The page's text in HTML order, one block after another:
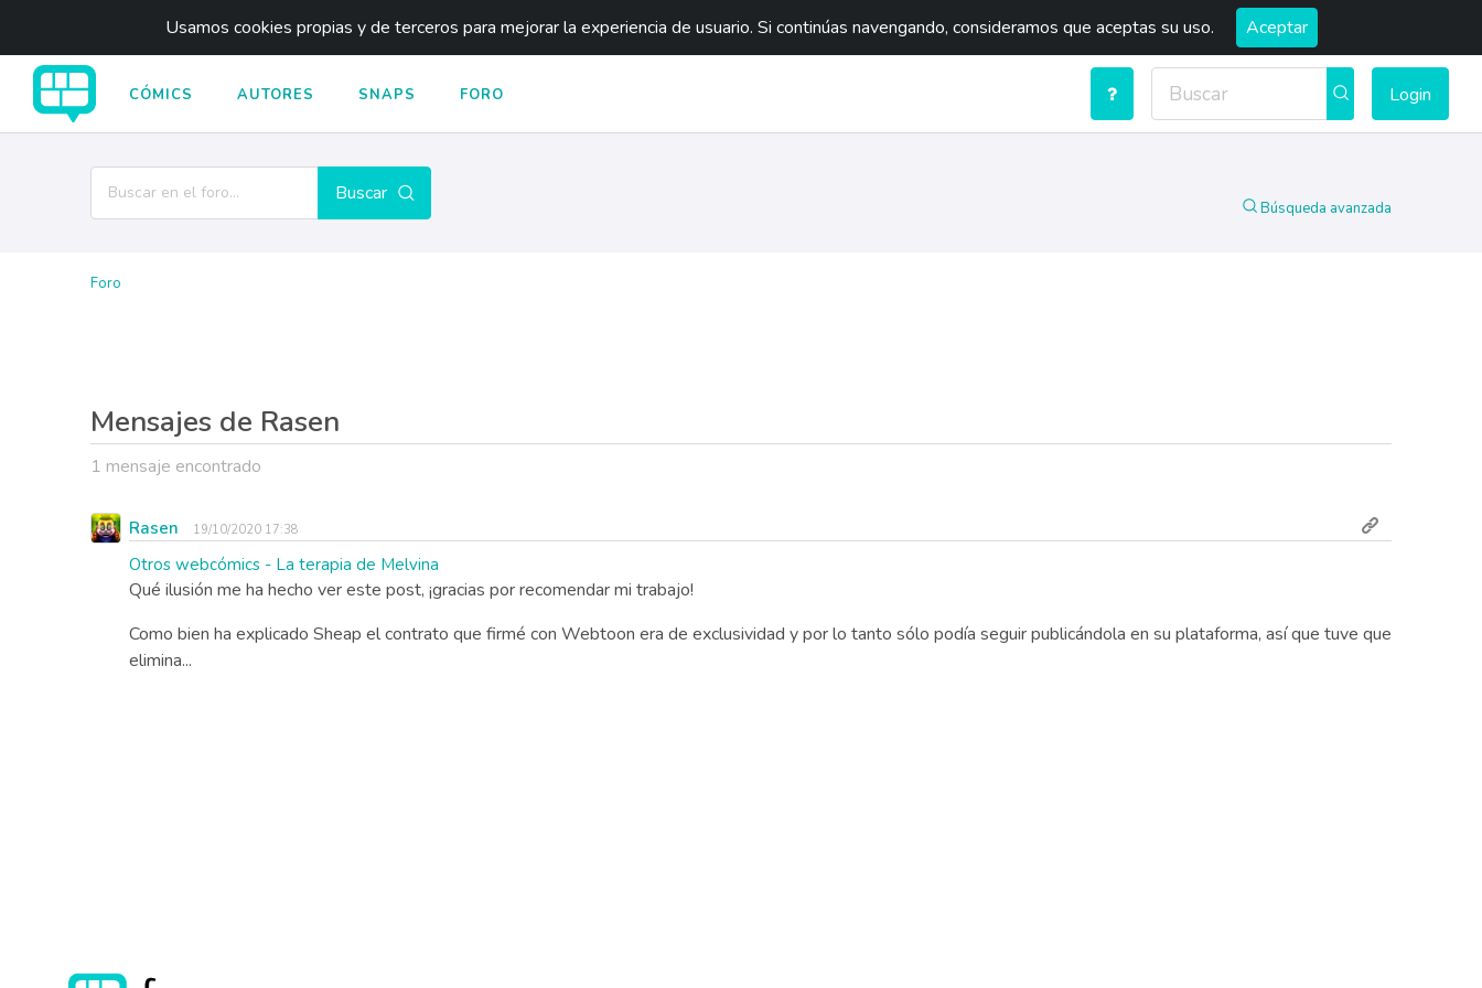
Usamos cookies propias y de terceros para mejorar la experiencia de usuario. Si continúas navengando, consideramos que aceptas su uso. Aceptar
CÓMICS AUTORES SNAPS FORO Login
Buscar
Búsqueda avanzada
Foro
Mensajes de Rasen
1 mensaje encontrado
Rasen 19/10/2020 17:38
Otros webcómics - La terapia de Melvina
Qué ilusión me ha hecho ver este post, ¡gracias por recomendar mi trabajo!
Como bien ha explicado Sheap el contrato que firmé con Webtoon era de exclusividad y por lo tanto sólo podía seguir publicándola en su plataforma, así que tuve que
elimina...